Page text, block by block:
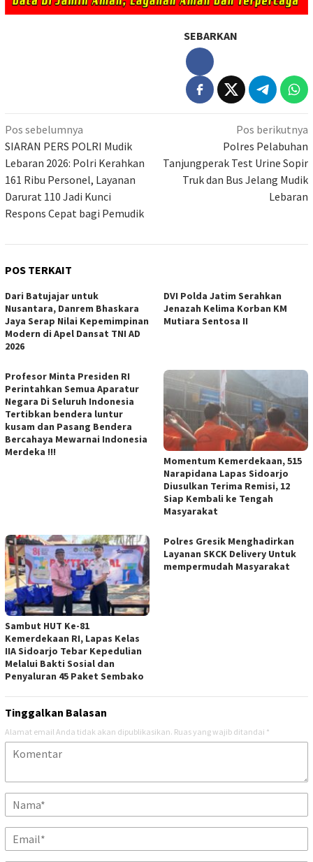
SEBARKAN
Navigasi
pos
Pos sebelumnya
SIARAN PERS POLRI Mudik
Lebaran 2026: Polri Kerahkan
161 Ribu Personel, Layanan
Darurat 110 Jadi Kunci
Respons Cepat bagi Pemudik
Pos berikutnya
Polres Pelabuhan
Tanjungperak Test Urine Sopir
Truk dan Bus Jelang Mudik
Lebaran
POS TERKAIT
Dari Batujajar untuk
Nusantara, Danrem Bhaskara
Jaya Serap Nilai Kepemimpinan
Modern di Apel Dansat TNI AD
2026
DVI Polda Jatim Serahkan
Jenazah Kelima Korban KM
Mutiara Sentosa II
Profesor Minta Presiden RI
Perintahkan Semua Aparatur
Negara Di Seluruh Indonesia
Tertibkan bendera luntur
kusam dan Pasang Bendera
Bercahaya Mewarnai Indonesia
Merdeka !!!
Momentum Kemerdekaan, 515
Narapidana Lapas Sidoarjo
Diusulkan Terima Remisi, 12
Siap Kembali ke Tengah
Masyarakat
Sambut HUT Ke-81
Kemerdekaan RI, Lapas Kelas
IIA Sidoarjo Tebar Kepedulian
Melalui Bakti Sosial dan
Penyaluran 45 Paket Sembako
Polres Gresik Menghadirkan
Layanan SKCK Delivery Untuk
mempermudah Masyarakat
Tinggalkan Balasan
Alamat email Anda tidak akan dipublikasikan. Ruas yang wajib ditandai *